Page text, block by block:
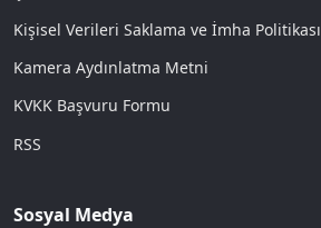
Kişisel Verileri Saklama ve İmha Politikası
Kamera Aydınlatma Metni
KVKK Başvuru Formu
RSS
Sosyal Medya